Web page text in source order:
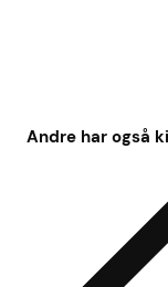
Andre har også